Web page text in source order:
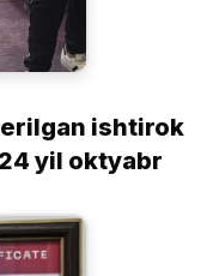
ishtirok
yil oktyabr